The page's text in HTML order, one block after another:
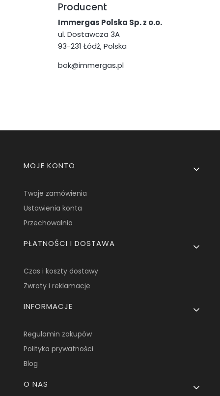
Producent
Immergas Polska Sp. z o.o.
ul. Dostawcza 3A
93-231 Łódź, Polska
bok@immergas.pl
Linki w stopce
MOJE KONTO
Twoje zamówienia
Ustawienia konta
Przechowalnia
PŁATNOŚCI I DOSTAWA
Czas i koszty dostawy
Zwroty i reklamacje
INFORMACJE
Regulamin zakupów
Polityka prywatności
Blog
O NAS